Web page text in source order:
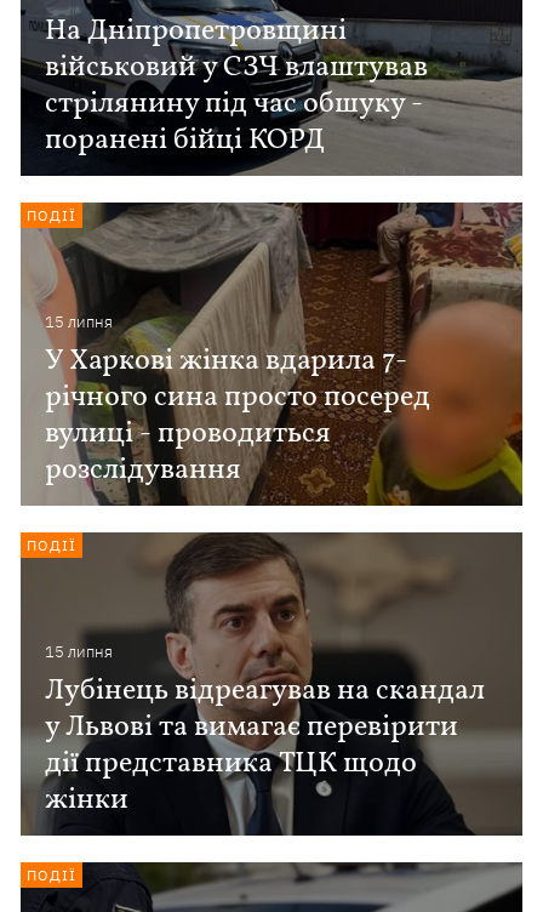
На Дніпропетровщині
військовий у СЗЧ влаштував
стрілянину під час обшуку -
поранені бійці КОРД
15 липня
У Харкові жінка вдарила 7-
річного сина просто посеред
вулиці - проводиться
розслідування
ПОДІЇ
15 липня
Лубінець відреагував на скандал
у Львові та вимагає перевірити
дії представника ТЦК щодо
жінки
ПОДІЇ
ПОДІЇ